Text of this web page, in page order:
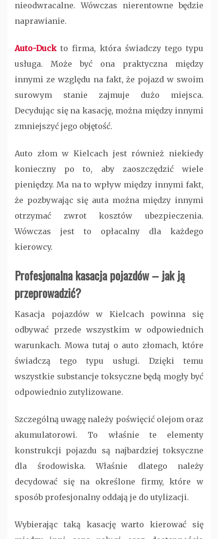
nieodwracalne. Wówczas nierentowne będzie
naprawianie.
Auto-Duckto firma, która świadczy tego typu
usługa. Może być ona praktyczna między
innymi ze względu na fakt, że pojazd w swoim
surowym stanie zajmuje dużo miejsca.
Decydując się na kasację, można między innymi
zmniejszyć jego objętość.
Auto złom w Kielcach jest również niekiedy
konieczny po to, aby zaoszczędzić wiele
pieniędzy. Ma na to wpływ między innymi fakt,
że pozbywając się auta można między innymi
otrzymać zwrot kosztów ubezpieczenia.
Wówczas jest to opłacalny dla każdego
kierowcy.
Profesjonalna kasacja pojazdów – jak ją
przeprowadzić?
Kasacja pojazdów w Kielcach powinna się
odbywać przede wszystkim w odpowiednich
warunkach. Mowa tutaj o auto złomach, które
świadczą tego typu usługi. Dzięki temu
wszystkie substancje toksyczne będą mogły być
odpowiednio zutylizowane.
Szczególną uwagę należy poświęcić olejom oraz
akumulatorowi. To właśnie te elementy
konstrukcji pojazdu są najbardziej toksyczne
dla środowiska. Właśnie dlatego należy
decydować się na określone firmy, które w
sposób profesjonalny oddają je do utylizacji.
Wybierając taką kasację warto kierować się